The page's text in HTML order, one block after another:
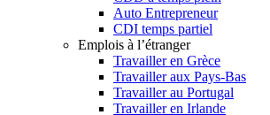
Auto Entrepreneur
CDI temps partiel
Emplois à l’étranger
Travailler en Grèce
Travailler aux Pays-Bas
Travailler au Portugal
Travailler en Irlande